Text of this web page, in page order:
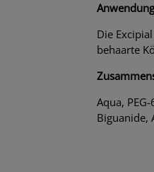
Die
behaarte
Aqua,
Biguanide,